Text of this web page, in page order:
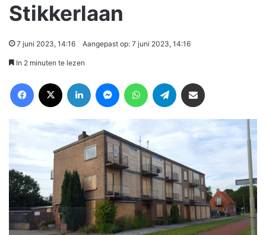
Stikkerlaan
7 juni 2023, 14:16 Aangepast op: 7 juni 2023, 14:16
In 2 minuten te lezen